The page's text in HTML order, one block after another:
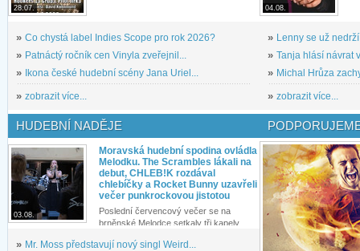
28.07.
» Co chystá label Indies Scope pro rok 2026?
» Patnáctý ročník cen Vinyla zveřejnil...
»
Ikona české hudební scény Jana Uriel...
» zobrazit více...
04.08.
» Lenny se už
» Tanja hlásí návrat
» Michal Hrůza
» zobrazit více...
HUDEBNÍ NADĚJE
03.08.
Moravská hudební spodina ovládla
Melodku. The Scrambles lákali na
debut, CHLEB!K rozdával
chlebíčky a Rocket Bunny uzavřeli
večer punkrockovou jistotou
Poslední červencový večer se na
brněnské Melodce setkaly tři kapely...
» Mr. Moss představují nový singl Weird...